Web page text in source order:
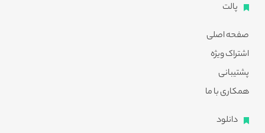
پالت
صفحه اصلی
اشتراک ویژه
پشتیبانی
همکاری با ما
دانلود